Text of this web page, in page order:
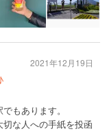
もあります。
切な人への手紙を投函
2021年12月19日